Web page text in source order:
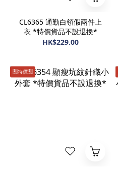
CL6365 通勤白領假兩件上
衣 *特價貨品不設退換*
HK$229.00
🈹️特價🈹️